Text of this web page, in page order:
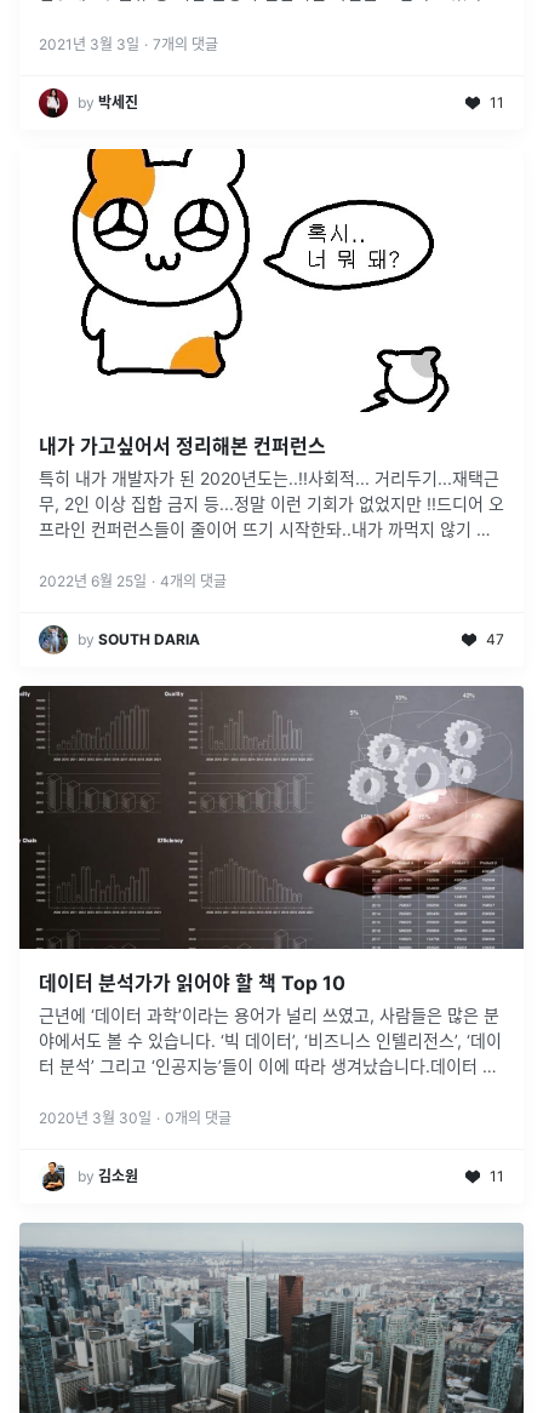
2021년 3월 3일 · 7개의 댓글
by 박세진 11
내가 가고싶어서 정리해본 컨퍼런스
특히 내가 개발자가 된 2020년도는..!!사회적... 거리두기...재택근
무, 2인 이상 집합 금지 등...정말 이런 기회가 없었지만 !!드디어 오
프라인 컨퍼런스들이 줄이어 뜨기 시작한돠..내가 까먹지 않기 위
2022년 6월 25일 · 4개의 댓글
by SOUTH DARIA 47
데이터 분석가가 읽어야 할 책 Top 10
근년에 ‘데이터 과학’이라는 용어가 널리 쓰였고, 사람들은 많은 분
야에서도 볼 수 있습니다. ‘빅 데이터’, ‘비즈니스 인텔리전스’, ‘데이
터 분석’ 그리고 ‘인공지능’들이 이에 따라 생겨났습니다.데이터 분
기...
2020년 3월 30일 · 0개의 댓글
by 김소원 11